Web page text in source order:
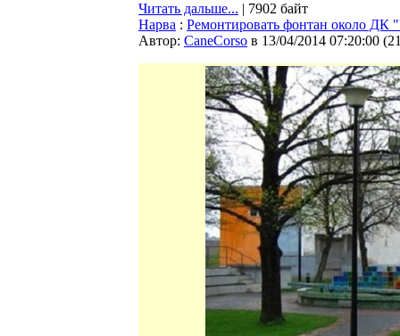
Читать дальше... | 7902 байт
Нарва : Ремонтировать фонтан около ДК
Автор: CaneCorso в 13/04/2014 07:20:00 (